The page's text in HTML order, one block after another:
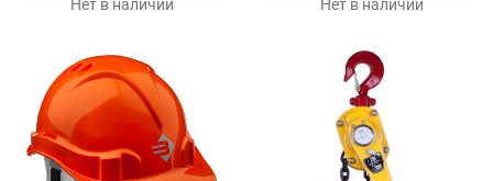
Нет в наличии Нет в наличии